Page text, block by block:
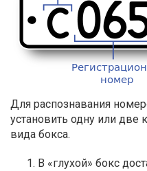
Для распознавания
установить одну или две
вида бокса.
В «глухой» бокс